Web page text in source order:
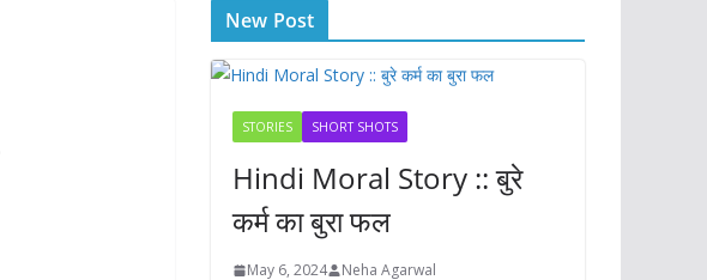
New Post
STORIES SHORT SHOTS
Hindi Moral Story :: बुरे
कर्म का बुरा फल
May 6, 2024 Neha Agarwal